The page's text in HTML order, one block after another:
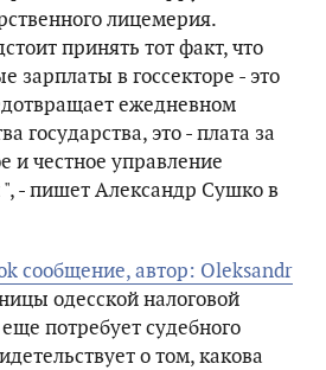
лицемерия.
принять тот факт, что
зарплаты в госсекторе - это
ежедневном
государства, это - плата за
и честное управление
- пишет Александр Сушко в
сообщение, автор: Oleksandr
одесской налоговой
потребует судебного
о том, какова